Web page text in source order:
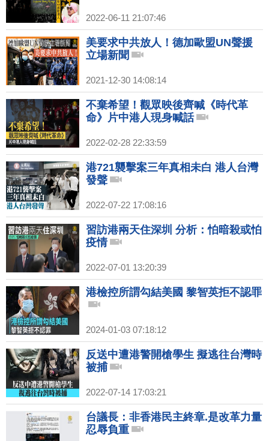
2022-06-11 21:07:46
美要求中共放人！德加歐盟UN聲援
立場新聞
2021-12-30 14:08:14
不棄希望！觀眾映後齊喊《時代革
命》片中港人現身喊話
2022-02-28 22:33:59
港721襲擊案三年真相未白 港人台灣
發聲
2022-07-22 17:08:16
習訪港兩天住深圳 分析：怕暗殺或怕
疫情
2022-07-01 13:20:39
港檢控所謂勾結美國 黎智英拒不認罪
2024-01-03 07:18:12
反送中遭港警開槍學生 擬逃往台灣時
被捕
2022-07-14 17:03:21
台議長：非香港民主終章.是改革力量
忍辱負重